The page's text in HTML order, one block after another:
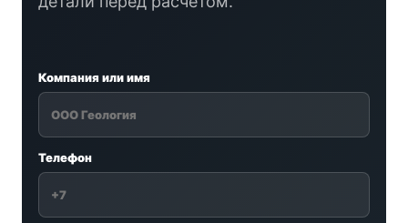
Компания или имя
Телефон